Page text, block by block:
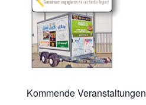
Kommende Veranstaltungen